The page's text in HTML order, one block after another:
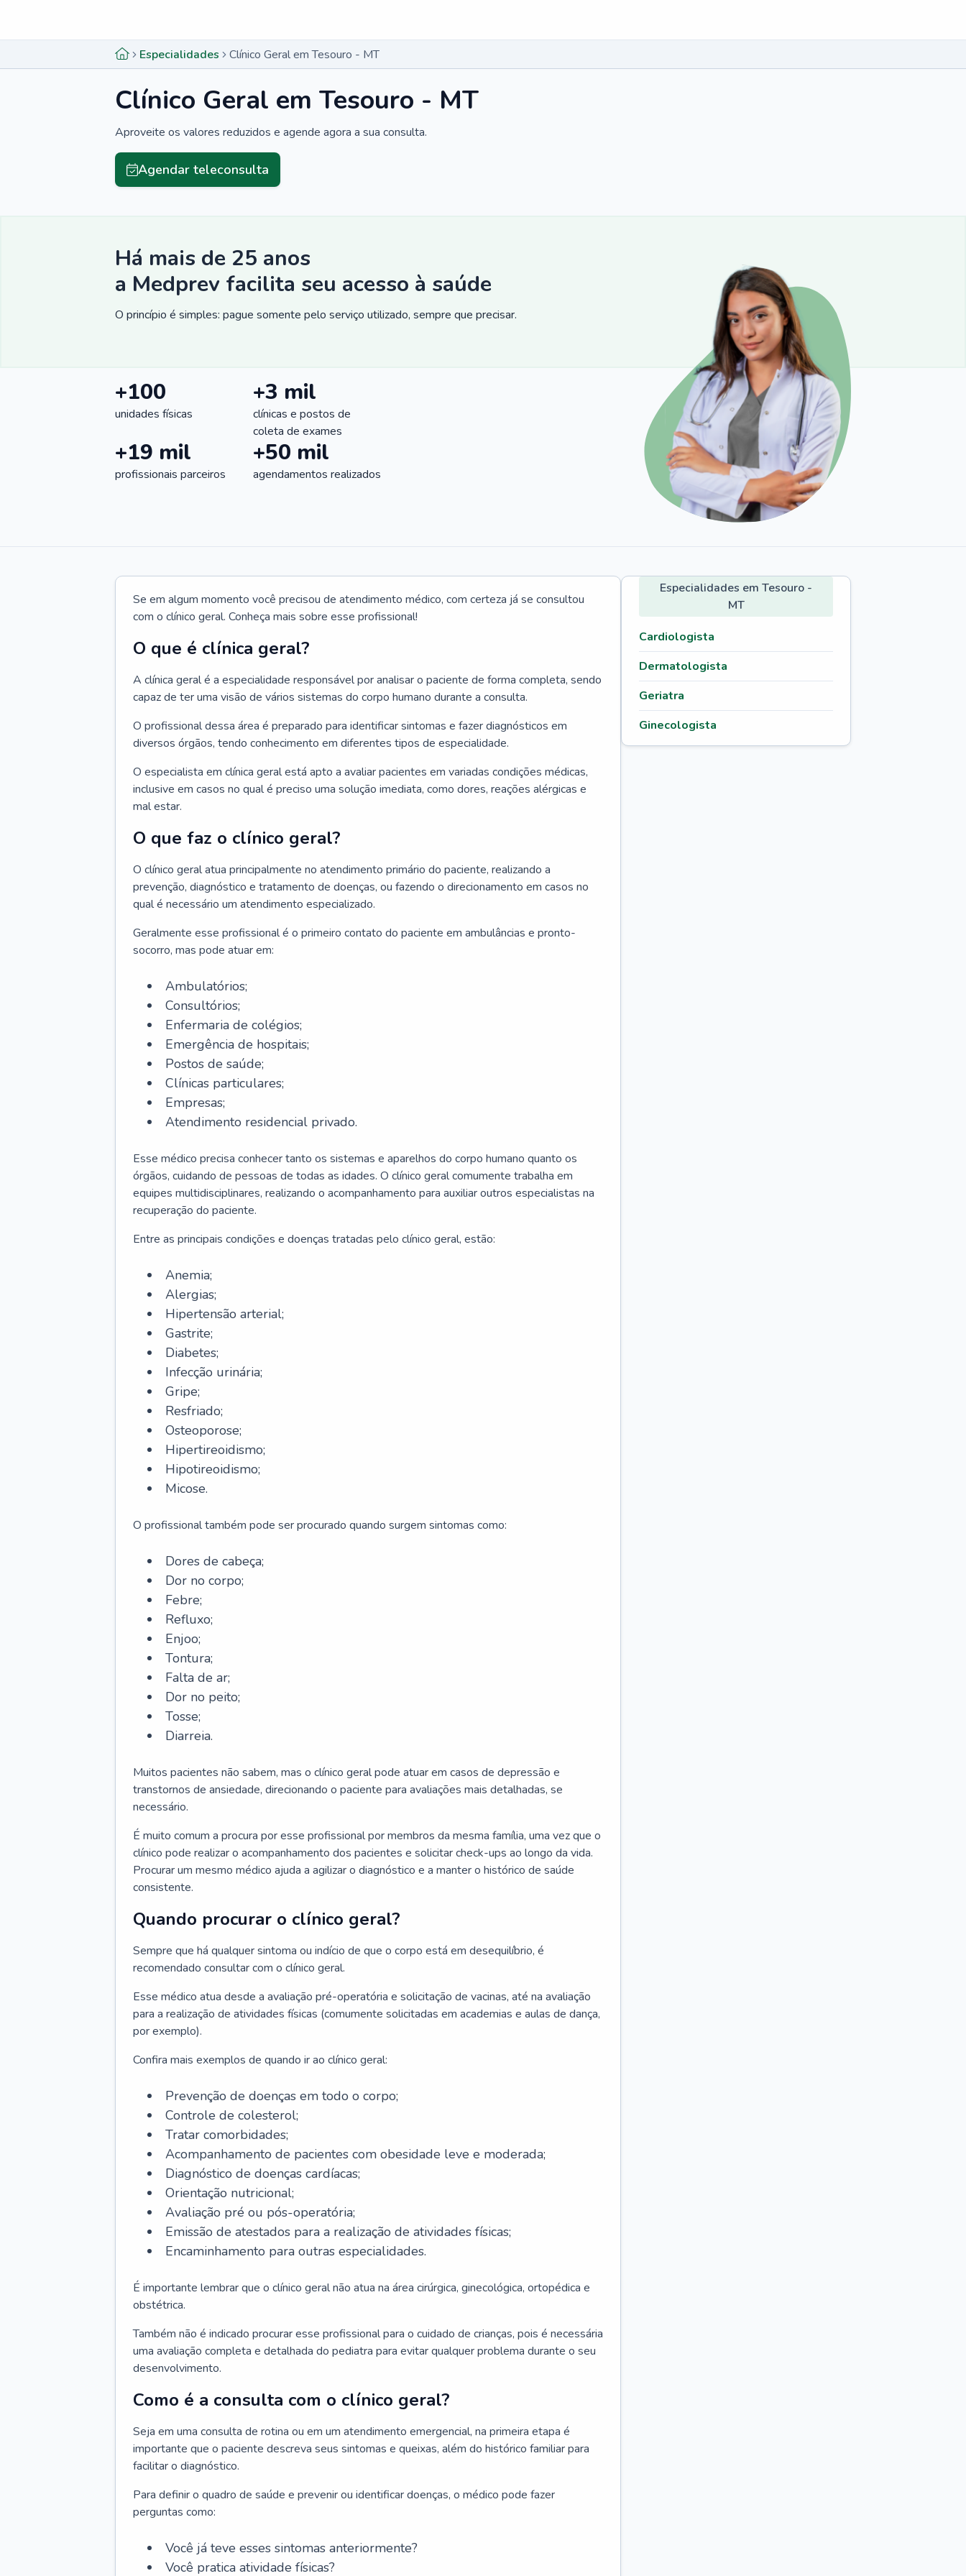
Especialidades Clínico Geral em Tesouro - MT
Clínico Geral em Tesouro - MT
Aproveite os valores reduzidos e agende agora a sua consulta.
Agendar teleconsulta
Há mais de 25 anos
a Medprev facilita seu acesso à saúde
O princípio é simples: pague somente pelo serviço utilizado, sempre que precisar.
+100
unidades físicas
+3 mil
clínicas e postos de
coleta de exames
+19 mil
profissionais parceiros
+50 mil
agendamentos realizados
Se em algum momento você precisou de atendimento médico, com certeza já se consultou
com o clínico geral. Conheça mais sobre esse profissional!
O que é clínica geral?
A clínica geral é a especialidade responsável por analisar o paciente de forma completa, sendo
capaz de ter uma visão de vários sistemas do corpo humano durante a consulta.
O profissional dessa área é preparado para identificar sintomas e fazer diagnósticos em
diversos órgãos, tendo conhecimento em diferentes tipos de especialidade.
O especialista em clínica geral está apto a avaliar pacientes em variadas condições médicas,
inclusive em casos no qual é preciso uma solução imediata, como dores, reações alérgicas e
mal estar.
O que faz o clínico geral?
O clínico geral atua principalmente no atendimento primário do paciente, realizando a
prevenção, diagnóstico e tratamento de doenças, ou fazendo o direcionamento em casos no
qual é necessário um atendimento especializado.
Geralmente esse profissional é o primeiro contato do paciente em ambulâncias e pronto-
socorro, mas pode atuar em:
Ambulatórios;
Consultórios;
Enfermaria de colégios;
Emergência de hospitais;
Postos de saúde;
Clínicas particulares;
Empresas;
Atendimento residencial privado.
Esse médico precisa conhecer tanto os sistemas e aparelhos do corpo humano quanto os
órgãos, cuidando de pessoas de todas as idades. O clínico geral comumente trabalha em
equipes multidisciplinares, realizando o acompanhamento para auxiliar outros especialistas na
recuperação do paciente.
Entre as principais condições e doenças tratadas pelo clínico geral, estão:
Anemia;
Alergias;
Hipertensão arterial;
Gastrite;
Diabetes;
Infecção urinária;
Gripe;
Resfriado;
Osteoporose;
Hipertireoidismo;
Hipotireoidismo;
Micose.
O profissional também pode ser procurado quando surgem sintomas como:
Dores de cabeça;
Dor no corpo;
Febre;
Refluxo;
Enjoo;
Tontura;
Falta de ar;
Dor no peito;
Tosse;
Diarreia.
Muitos pacientes não sabem, mas o clínico geral pode atuar em casos de depressão e
transtornos de ansiedade, direcionando o paciente para avaliações mais detalhadas, se
necessário.
É muito comum a procura por esse profissional por membros da mesma família, uma vez que o
clínico pode realizar o acompanhamento dos pacientes e solicitar check-ups ao longo da vida.
Procurar um mesmo médico ajuda a agilizar o diagnóstico e a manter o histórico de saúde
consistente.
Quando procurar o clínico geral?
Sempre que há qualquer sintoma ou indício de que o corpo está em desequilíbrio, é
recomendado consultar com o clínico geral.
Esse médico atua desde a avaliação pré-operatória e solicitação de vacinas, até na avaliação
para a realização de atividades físicas (comumente solicitadas em academias e aulas de dança,
por exemplo).
Confira mais exemplos de quando ir ao clínico geral:
Prevenção de doenças em todo o corpo;
Controle de colesterol;
Tratar comorbidades;
Acompanhamento de pacientes com obesidade leve e moderada;
Diagnóstico de doenças cardíacas;
Orientação nutricional;
Avaliação pré ou pós-operatória;
Emissão de atestados para a realização de atividades físicas;
Encaminhamento para outras especialidades.
É importante lembrar que o clínico geral não atua na área cirúrgica, ginecológica, ortopédica e
obstétrica.
Também não é indicado procurar esse profissional para o cuidado de crianças, pois é necessária
uma avaliação completa e detalhada do pediatra para evitar qualquer problema durante o seu
desenvolvimento.
Como é a consulta com o clínico geral?
Seja em uma consulta de rotina ou em um atendimento emergencial, na primeira etapa é
importante que o paciente descreva seus sintomas e queixas, além do histórico familiar para
facilitar o diagnóstico.
Para definir o quadro de saúde e prevenir ou identificar doenças, o médico pode fazer
perguntas como:
Você já teve esses sintomas anteriormente?
Você pratica atividade físicas?
Especialidades em Tesouro -
MT
Cardiologista
Dermatologista
Geriatra
Ginecologista